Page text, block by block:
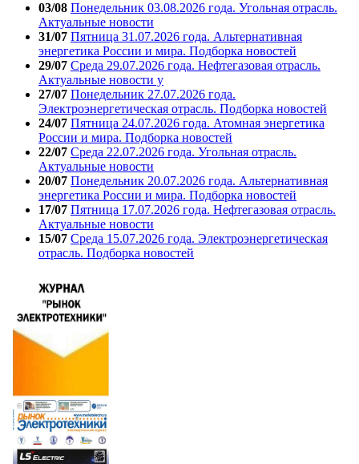
03/08 Понедельник 03.08.2026 года. Угольная отрасль.
Актуальные новости
31/07 Пятница 31.07.2026 года. Альтернативная
энергетика России и мира. Подборка новостей
29/07 Среда 29.07.2026 года. Нефтегазовая отрасль.
Актуальные новости у
27/07 Понедельник 27.07.2026 года.
Электроэнергетическая отрасль. Подборка новостей
24/07 Пятница 24.07.2026 года. Атомная энергетика
России и мира. Подборка новостей
22/07 Среда 22.07.2026 года. Угольная отрасль.
Актуальные новости
20/07 Понедельник 20.07.2026 года. Альтернативная
энергетика России и мира. Подборка новостей
17/07 Пятница 17.07.2026 года. Нефтегазовая отрасль.
Актуальные новости
15/07 Среда 15.07.2026 года. Электроэнергетическая
отрасль. Подборка новостей